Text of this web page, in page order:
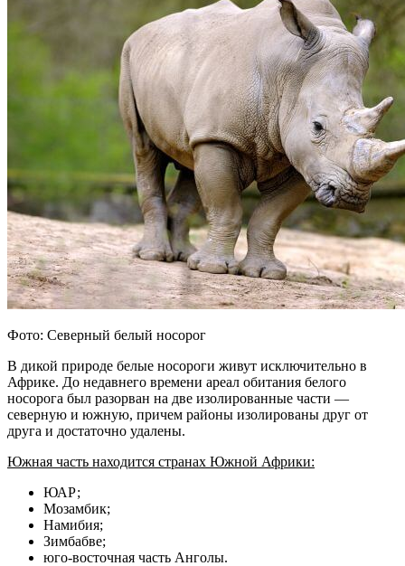
Фото: Северный белый носорог
В дикой природе белые носороги живут исключительно в
Африке. До недавнего времени ареал обитания белого
носорога был разорван на две изолированные части —
северную и южную, причем районы изолированы друг от
друга и достаточно удалены.
Южная часть находится странах Южной Африки:
ЮАР;
Мозамбик;
Намибия;
Зимбабве;
юго-восточная часть Анголы.